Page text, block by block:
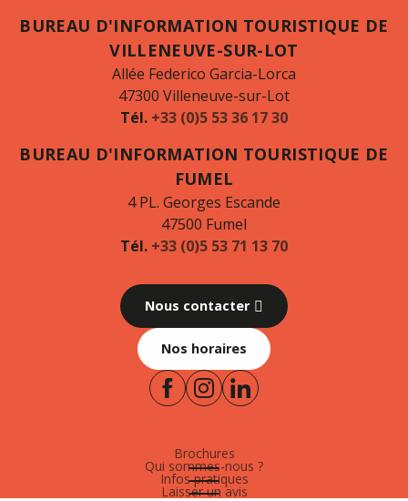
BUREAU D'INFORMATION TOURISTIQUE DE
VILLENEUVE-SUR-LOT
Allée Federico Garcia-Lorca
47300 Villeneuve-sur-Lot
Tél. +33 (0)5 53 36 17 30
BUREAU D'INFORMATION TOURISTIQUE DE
FUMEL
4 PL. Georges Escande
47500 Fumel
Tél. +33 (0)5 53 71 13 70
Nous contacter
Nos horaires
Brochures
Qui sommes-nous ?
Infos pratiques
Laisser un avis